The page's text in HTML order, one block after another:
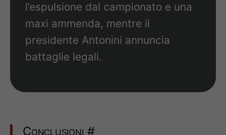
l’espulsione dal campionato e una
maxi ammenda, mentre il
presidente Antonini annuncia
battaglie legali.
Conclusioni #